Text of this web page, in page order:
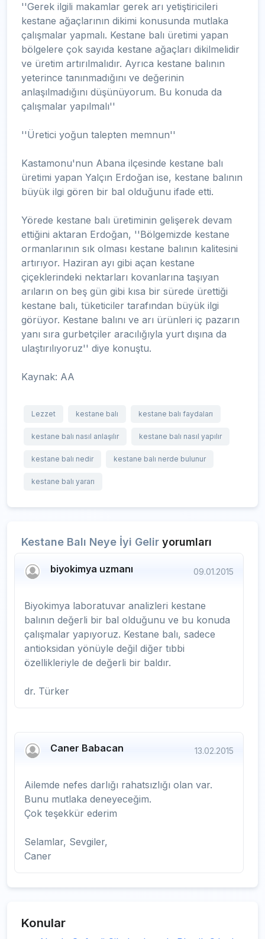
''Gerek ilgili makamlar gerek arı yetiştiricileri
kestane ağaçlarının dikimi konusunda mutlaka
çalışmalar yapmalı. Kestane balı üretimi yapan
bölgelere çok sayıda kestane ağaçları dikilmelidir
ve üretim artırılmalıdır. Ayrıca kestane balının
yeterince tanınmadığını ve değerinin
anlaşılmadığını düşünüyorum. Bu konuda da
çalışmalar yapılmalı''
''Üretici yoğun talepten memnun''
Kastamonu'nun Abana ilçesinde kestane balı
üretimi yapan Yalçın Erdoğan ise, kestane balının
büyük ilgi gören bir bal olduğunu ifade etti.
Yörede kestane balı üretiminin gelişerek devam
ettiğini aktaran Erdoğan, ''Bölgemizde kestane
ormanlarının sık olması kestane balının kalitesini
artırıyor. Haziran ayı gibi açan kestane
çiçeklerindeki nektarları kovanlarına taşıyan
arıların on beş gün gibi kısa bir sürede ürettiği
kestane balı, tüketiciler tarafından büyük ilgi
görüyor. Kestane balını ve arı ürünleri iç pazarın
yanı sıra gurbetçiler aracılığıyla yurt dışına da
ulaştırılıyoruz'' diye konuştu.
Kaynak: AA
Lezzet kestane balı kestane balı faydaları
kestane balı nasıl anlaşılır kestane balı nasıl yapılır
kestane balı nedir kestane balı nerde bulunur
kestane balı yararı
Kestane Balı Neye İyi Gelir yorumları
biyokimya uzmanı 09.01.2015
Biyokimya laboratuvar analizleri kestane
balının değerli bir bal olduğunu ve bu konuda
çalışmalar yapıyoruz. Kestane balı, sadece
antioksidan yönüyle değil diğer tıbbi
özellikleriyle de değerli bir baldır.
dr. Türker
Caner Babacan 13.02.2015
Ailemde nefes darlığı rahatsızlığı olan var.
Bunu mutlaka deneyeceğim.
Çok teşekkür ederim
Selamlar, Sevgiler,
Caner
Konular